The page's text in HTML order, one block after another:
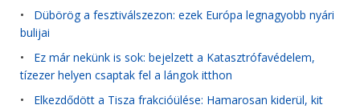
• Dübörög a fesztiválszezon: ezek Európa legnagyobb nyári
bulijai
• Ez már nekünk is sok: bejelzett a Katasztrófavédelem,
tízezer helyen csaptak fel a lángok itthon
• Elkezdődött a Tisza frakcióülése: Hamarosan kiderül, kit